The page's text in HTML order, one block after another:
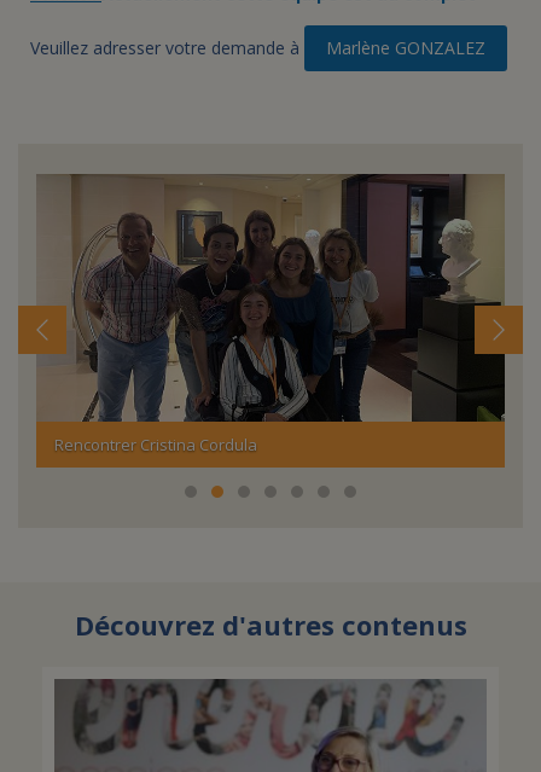
Veuillez adresser votre demande à Marlène GONZALEZ
Rencontrer Cristina Cordula
Découvrez d'autres contenus